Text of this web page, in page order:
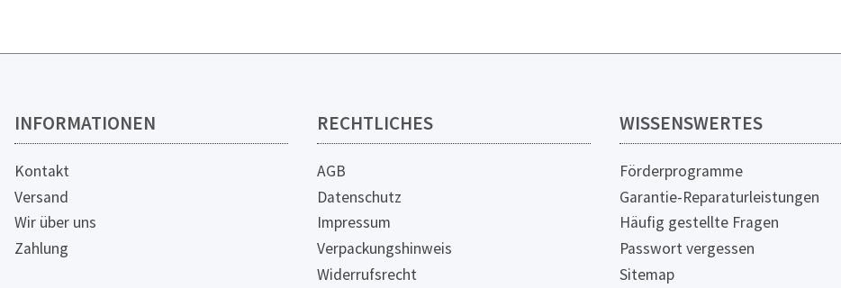
INFORMATIONEN
Kontakt
Versand
Wir über uns
Zahlung
RECHTLICHES
AGB
Datenschutz
Impressum
Verpackungshinweis
Widerrufsrecht
WISSENSWERTES
Förderprogramme
Garantie-Reparaturleistungen
Häufig gestellte Fragen
Passwort vergessen
Sitemap